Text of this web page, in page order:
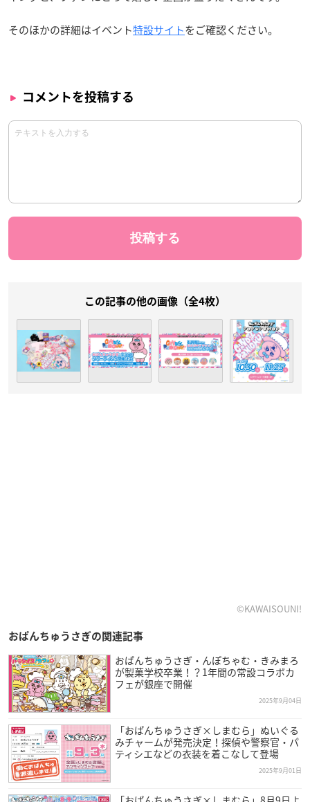
そのほかの詳細はイベント特設サイトをご確認ください。
コメントを投稿する
この記事の他の画像（全4枚）
©︎KAWAISOUNI!
おぱんちゅうさぎの関連記事
おぱんちゅうさぎ・んぽちゃむ・きみまろ
が製菓学校卒業！？1年間の常設コラボカ
フェが銀座で開催
2025年9月04日
「おぱんちゅうさぎ×しまむら」ぬいぐる
みチャームが発売決定！探偵や警察官・パ
ティシエなどの衣装を着こなして登場
2025年9月01日